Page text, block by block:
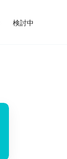
検討中